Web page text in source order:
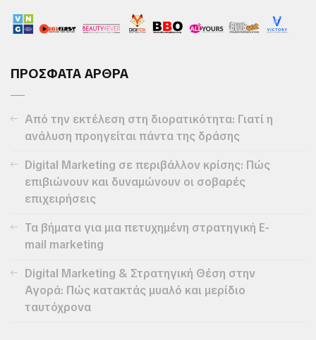
ΠΡΟΣΦΑΤΑ ΑΡΘΡΑ
Από την εκτέλεση στη διορατικότητα: Γιατί η
ανάλυση προηγείται πάντα της δράσης
Digital Marketing σε περιβάλλον κρίσης: Πώς
επιβιώνουν και δυναμώνουν οι σοβαρές
επιχειρήσεις
Τα βήματα για μια πετυχημένη στρατηγική E-
mail marketing
Digital Marketing & Στρατηγική Θέση στην
Αγορά: Πώς κατακτάς μυαλό και μερίδιο
ταυτόχρονα